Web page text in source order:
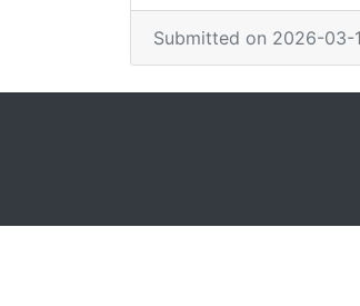
Submitted on 2026-03-